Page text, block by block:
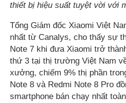
thiết bị hiệu suất tuyệt vời với
Tổng Giám đốc Xiaomi Việt
nhất từ Canalys, cho thấy sự
Note 7 khi đưa Xiaomi trở
thứ 3 tại thị trường Việt Nam
xưởng, chiếm 9% thị phần
Note 8 và Redmi Note 8 Pro
smartphone bán chạy nhất